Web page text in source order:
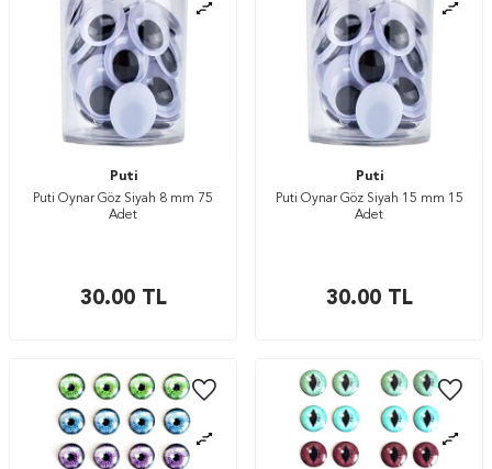
Puti
Puti Oynar Göz Siyah 8 mm 75
Adet
30.00TL
Puti
Puti Oynar Göz Siyah 15 mm 15
Adet
30.00TL